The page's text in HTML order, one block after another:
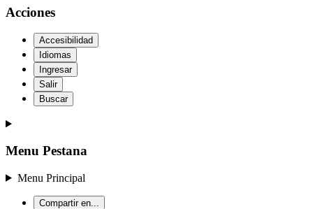
Acciones
Accesibilidad
Idiomas
Ingresar
Salir
Buscar
Menu Pestana
Menu Principal
Compartir en...